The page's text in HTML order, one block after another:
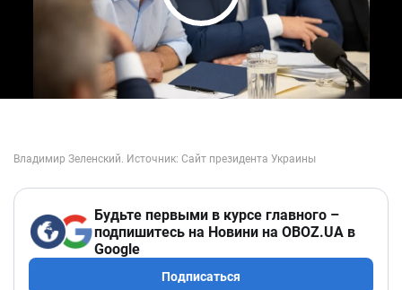
Play Video
Будьте первыми в курсе главного –
подпишитесь на Новини на OBOZ.UA в
Google
Подписаться